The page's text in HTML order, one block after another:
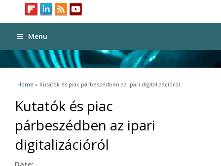
Menu
You are here
Home » Kutatók és piac párbeszédben az ipari digitalizációról
Kutatók és piac
párbeszédben az ipari
digitalizációról
Date: